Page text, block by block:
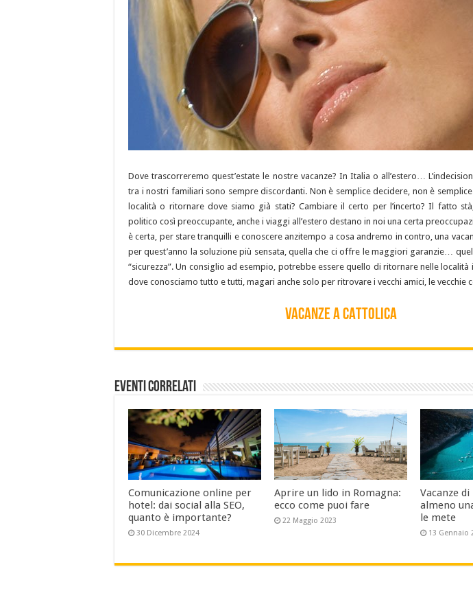
Dove trascorreremo quest’estate le nostre vacanze? In Italia o all’estero…
tra i nostri familiari sono sempre discordanti. Non è semplice decidere, non è
località o ritornare dove siamo già stati? Cambiare il certo per l’incerto? Il fatto
politico così preoccupante, anche i viaggi all’estero destano in noi una certa
è certa, per stare tranquilli e conoscere anzitempo a cosa andremo in contro, una
per quest’anno la soluzione più sensata, quella che ci offre le maggiori garanzie…
“sicurezza”. Un consiglio ad esempio, potrebbe essere quello di ritornare nelle località
dove conosciamo tutto e tutti, magari anche solo per ritrovare i vecchi amici, le vecchie
VACANZE A CATTOLICA
Eventi Correlati
Comunicazione online per
hotel: dai social alla SEO,
quanto è importante?
30 Dicembre 2024
Aprire un lido in Romagna:
ecco come puoi fare
22 Maggio 2023
Vacanze
almeno
le mete
13 Gennaio